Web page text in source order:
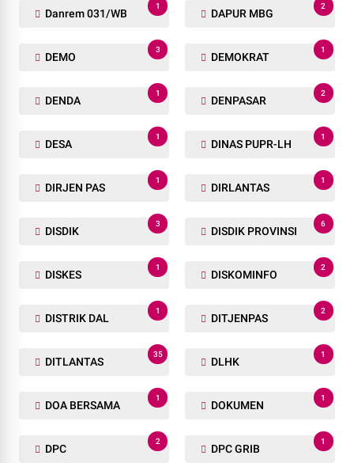
Danrem 031/WB
1
DAPUR MBG
2
DEMO
3
DEMOKRAT
1
DENDA
1
DENPASAR
2
DESA
1
DINAS PUPR-LH
1
DIRJEN PAS
1
DIRLANTAS
1
DISDIK
3
DISDIK PROVINSI
6
DISKES
1
DISKOMINFO
2
DISTRIK DAL
1
DITJENPAS
2
DITLANTAS
35
DLHK
1
DOA BERSAMA
1
DOKUMEN
1
DPC
2
DPC GRIB
1